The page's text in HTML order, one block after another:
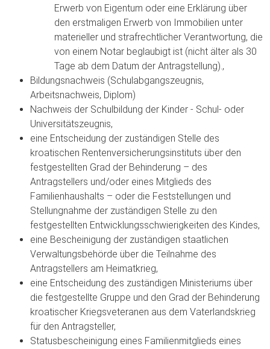
Erwerb von Eigentum oder eine Erklärung über
den erstmaligen Erwerb von Immobilien unter
materieller und strafrechtlicher Verantwortung, die
von einem Notar beglaubigt ist (nicht älter als 30
Tage ab dem Datum der Antragstellung).,
Bildungsnachweis (Schulabgangszeugnis,
Arbeitsnachweis, Diplom)
Nachweis der Schulbildung der Kinder - Schul- oder
Universitätszeugnis,
eine Entscheidung der zuständigen Stelle des
kroatischen Rentenversicherungsinstituts über den
festgestellten Grad der Behinderung – des
Antragstellers und/oder eines Mitglieds des
Familienhaushalts – oder die Feststellungen und
Stellungnahme der zuständigen Stelle zu den
festgestellten Entwicklungsschwierigkeiten des Kindes,
eine Bescheinigung der zuständigen staatlichen
Verwaltungsbehörde über die Teilnahme des
Antragstellers am Heimatkrieg,
eine Entscheidung des zuständigen Ministeriums über
die festgestellte Gruppe und den Grad der Behinderung
kroatischer Kriegsveteranen aus dem Vaterlandskrieg
für den Antragsteller,
Statusbescheinigung eines Familienmitglieds eines